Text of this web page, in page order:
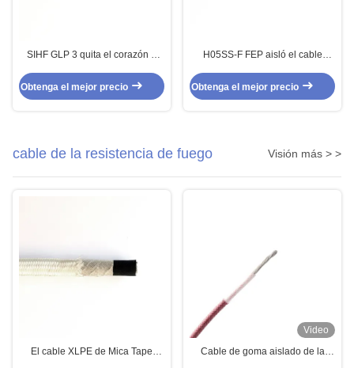
SIHF GLP 3 quita el corazón a
el cable para los instrumentos de
Elctronic
Obtenga el mejor precio
H05SS-F FEP aisló el cable
instrumentos
Obtenga el mejor precio
cable de la resistencia de fuego Visión más > >
El cable XLPE de Mica Tape
Video
Cable de goma aislado de la